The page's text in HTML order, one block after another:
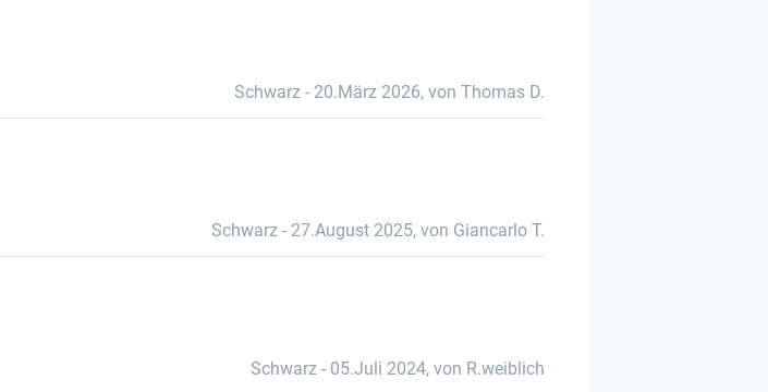
Schwarz - 20.März 2026, von Thomas D.
Schwarz - 27.August 2025, von Giancarlo T.
Schwarz - 05.Juli 2024, von R.weiblich